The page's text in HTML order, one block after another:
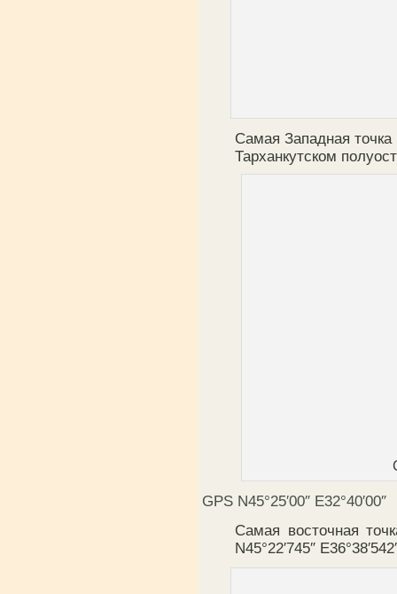
Самая Западная
Тарханкутском
GPS N45°25′00″ E32°40′00″
Самая восточная
N45°22′745″